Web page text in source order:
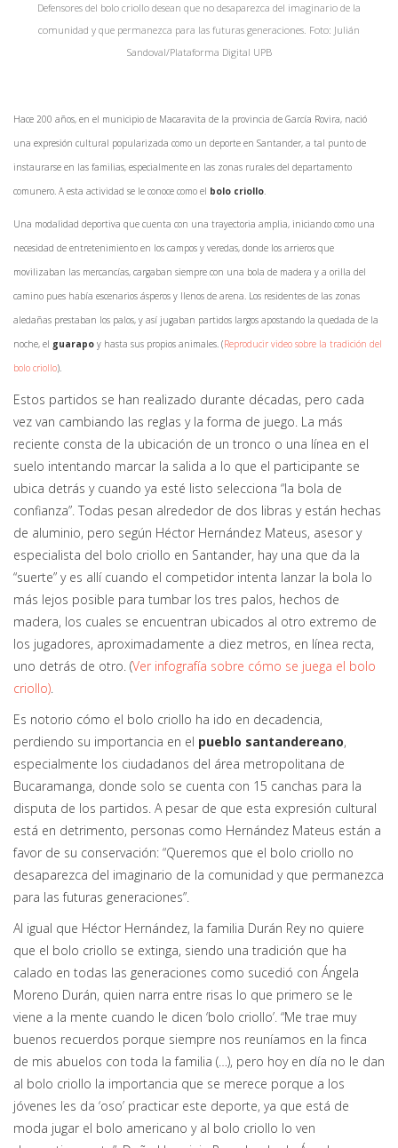
Defensores del bolo criollo desean que no desaparezca del imaginario de la
comunidad y que permanezca para las futuras generaciones. Foto: Julián
Sandoval/Plataforma Digital UPB
Hace 200 años, en el municipio de Macaravita de la provincia de García Rovira, nació
una expresión cultural popularizada como un deporte en Santander, a tal punto de
instaurarse en las familias, especialmente en las zonas rurales del departamento
comunero. A esta actividad se le conoce como el bolo criollo.
Una modalidad deportiva que cuenta con una trayectoria amplia, iniciando como una
necesidad de entretenimiento en los campos y veredas, donde los arrieros que
movilizaban las mercancías, cargaban siempre con una bola de madera y a orilla del
camino pues había escenarios ásperos y llenos de arena. Los residentes de las zonas
aledañas prestaban los palos, y así jugaban partidos largos apostando la quedada de la
noche, el guarapo y hasta sus propios animales. (Reproducir video sobre la tradición del
bolo criollo).
Estos partidos se han realizado durante décadas, pero cada
vez van cambiando las reglas y la forma de juego. La más
reciente consta de la ubicación de un tronco o una línea en el
suelo intentando marcar la salida a lo que el participante se
ubica detrás y cuando ya esté listo selecciona “la bola de
confianza”. Todas pesan alrededor de dos libras y están hechas
de aluminio, pero según Héctor Hernández Mateus, asesor y
especialista del bolo criollo en Santander, hay una que da la
“suerte” y es allí cuando el competidor intenta lanzar la bola lo
más lejos posible para tumbar los tres palos, hechos de
madera, los cuales se encuentran ubicados al otro extremo de
los jugadores, aproximadamente a diez metros, en línea recta,
uno detrás de otro. (Ver infografía sobre cómo se juega el bolo
criollo).
Es notorio cómo el bolo criollo ha ido en decadencia,
perdiendo su importancia en el pueblo santandereano,
especialmente los ciudadanos del área metropolitana de
Bucaramanga, donde solo se cuenta con 15 canchas para la
disputa de los partidos. A pesar de que esta expresión cultural
está en detrimento, personas como Hernández Mateus están a
favor de su conservación: “Queremos que el bolo criollo no
desaparezca del imaginario de la comunidad y que permanezca
para las futuras generaciones”.
​Al igual que Héctor Hernández, la familia Durán Rey no quiere
que el bolo criollo se extinga, siendo una tradición que ha
calado en todas las generaciones como sucedió con Ángela
Moreno Durán, quien narra entre risas lo que primero se le
viene a la mente cuando le dicen ‘bolo criollo’. “Me trae muy
buenos recuerdos porque siempre nos reuníamos en la finca
de mis abuelos con toda la familia (…), pero hoy en día no le dan
al bolo criollo la importancia que se merece porque a los
jóvenes les da ‘oso’ practicar este deporte, ya que está de
moda jugar el bolo americano y al bolo criollo lo ven